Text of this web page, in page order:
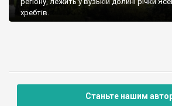
хребтів.
Станьте нашим